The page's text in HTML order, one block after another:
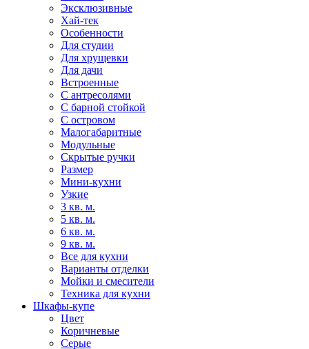
Эксклюзивные
Хай-тек
Особенности
Для студии
Для хрущевки
Для дачи
Встроенные
С антресолями
С барной стойкой
С островом
Малогабаритные
Модульные
Скрытые ручки
Размер
Мини-кухни
Узкие
3 кв. м.
5 кв. м.
6 кв. м.
9 кв. м.
Все для кухни
Варианты отделки
Мойки и смесители
Техника для кухни
Шкафы-купе
Цвет
Коричневые
Серые